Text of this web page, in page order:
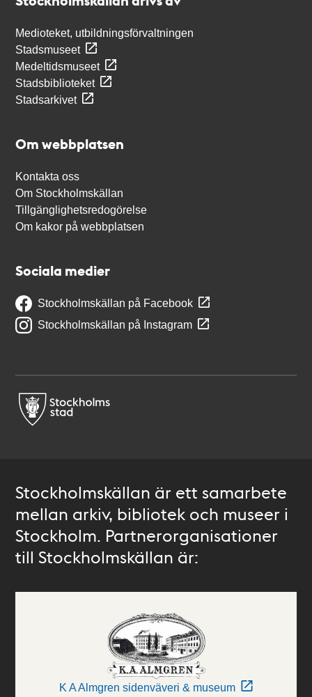
Medioteket, utbildningsförvaltningen
Stadsmuseet
Medeltidsmuseet
Stadsbiblioteket
Stadsarkivet
Om webbplatsen
Kontakta oss
Om Stockholmskällan
Tillgänglighetsredogörelse
Om kakor på webbplatsen
Sociala medier
Stockholmskällan på Facebook
Stockholmskällan på Instagram
Stockholmskällan är ett samarbete
mellan arkiv, bibliotek och museer i
Stockholm. Partnerorganisationer
till Stockholmskällan är:
K A Almgren sidenväveri & museum